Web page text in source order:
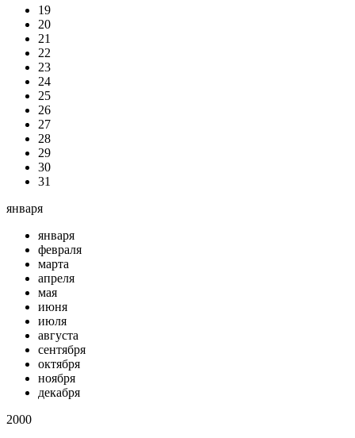
19
20
21
22
23
24
25
26
27
28
29
30
31
января
января
февраля
марта
апреля
мая
июня
июля
августа
сентября
октября
ноября
декабря
2000